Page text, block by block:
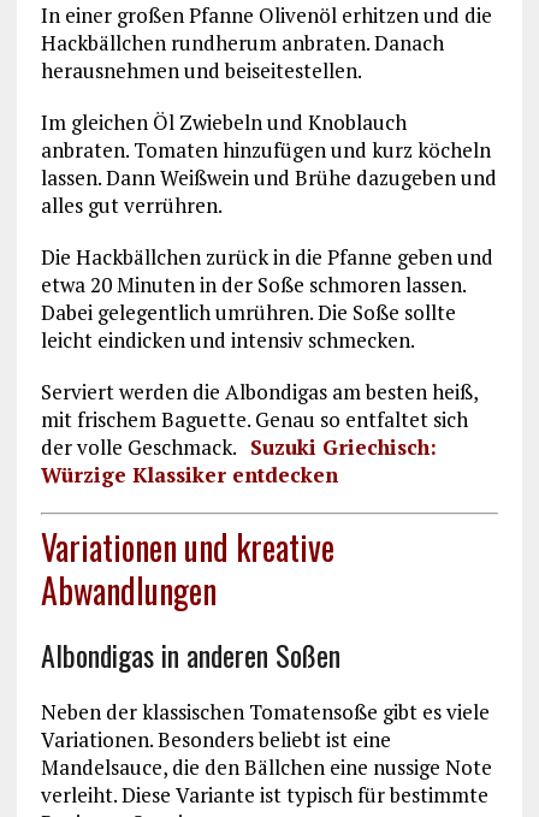
In einer großen Pfanne Olivenöl erhitzen und die
Hackbällchen rundherum anbraten. Danach
herausnehmen und beiseitestellen.
Im gleichen Öl Zwiebeln und Knoblauch
anbraten. Tomaten hinzufügen und kurz köcheln
lassen. Dann Weißwein und Brühe dazugeben und
alles gut verrühren.
Die Hackbällchen zurück in die Pfanne geben und
etwa 20 Minuten in der Soße schmoren lassen.
Dabei gelegentlich umrühren. Die Soße sollte
leicht eindicken und intensiv schmecken.
Serviert werden die Albondigas am besten heiß,
mit frischem Baguette. Genau so entfaltet sich
der volle Geschmack. Suzuki Griechisch:
Würzige Klassiker entdecken
Variationen und kreative
Abwandlungen
Albondigas in anderen Soßen
Neben der klassischen Tomatensoße gibt es viele
Variationen. Besonders beliebt ist eine
Mandelsauce, die den Bällchen eine nussige Note
verleiht. Diese Variante ist typisch für bestimmte